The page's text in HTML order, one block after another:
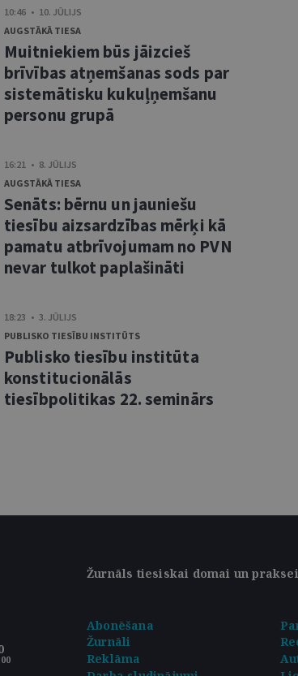
10:46 • 10. JŪLIJS
AUGSTĀKĀ TIESA
Muitniekiem būs jāizcieš
brīvības atņemšanas sods par
sistemātisku kukuļņemšanu
personu grupā
16:21 • 8. JŪLIJS
AUGSTĀKĀ TIESA
Senāts: bērnu un jauniešu
tiesību aizsardzības mērķi kā
pamatu atbrīvojumam no PVN
nevar tulkot paplašināti
18:23 • 3. JŪLIJS
PUBLISKO TIESĪBU INSTITŪTS
Publisko tiesību institūta
konstitucionālās
tiesībpolitikas 22. seminārs
Žurnāls tiesiskai domai un praksei
Abonēšana
Žurnāli
Reklāma